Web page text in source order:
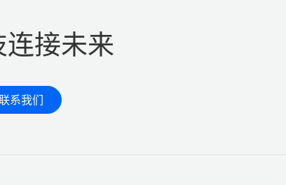
连接未来
系我们